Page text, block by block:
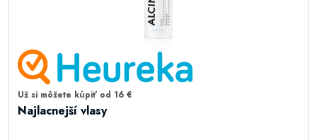
Už si môžete kúpiť od 16 €
Najlacnejší vlasy